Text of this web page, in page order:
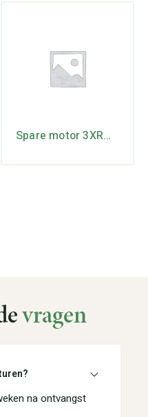
Spare motor 3XRm3/21
vragen
na ontvangst